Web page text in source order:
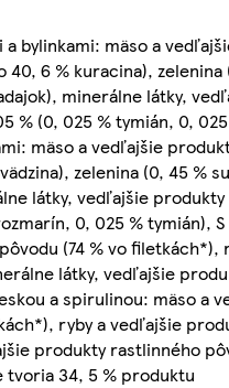
bylinkami: mäso a
6 % kuracina), zelenina
minerálne látky,
% (0, 025 % tymián, 0,
mäso a vedľajšie
zelenina (0, 45 %
látky, vedľajšie
0, 025 % tymián),
(74 % vo filetkách*),
látky, vedľajšie
a spirulinou: mäso a
ryby a vedľajšie
produkty rastlinného
tvoria 34, 5 % produktu